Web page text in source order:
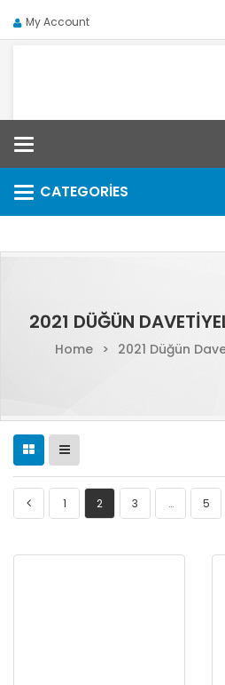
My Account
CATEGORIES
Categories
2021 DÜĞÜN
Home > 2021 Düğün
1 2 3 … 5